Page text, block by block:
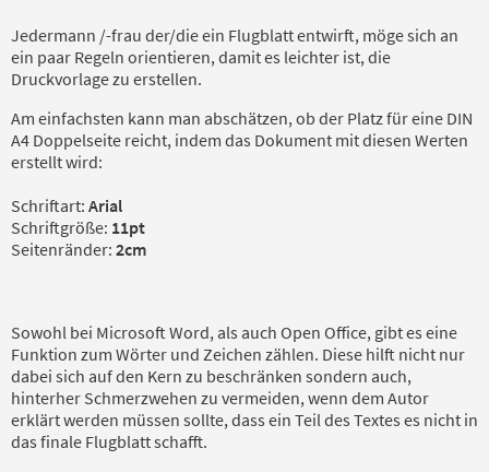
Jedermann /-frau der/die ein Flugblatt entwirft, möge sich an
ein paar Regeln orientieren, damit es leichter ist, die
Druckvorlage zu erstellen.
Am einfachsten kann man abschätzen, ob der Platz für eine DIN
A4 Doppelseite reicht, indem das Dokument mit diesen Werten
erstellt wird:
Schriftart: Arial
Schriftgröße: 11pt
Seitenränder: 2cm
Sowohl bei Microsoft Word, als auch Open Office, gibt es eine
Funktion zum Wörter und Zeichen zählen. Diese hilft nicht nur
dabei sich auf den Kern zu beschränken sondern auch,
hinterher Schmerzwehen zu vermeiden, wenn dem Autor
erklärt werden müssen sollte, dass ein Teil des Textes es nicht in
das finale Flugblatt schafft.